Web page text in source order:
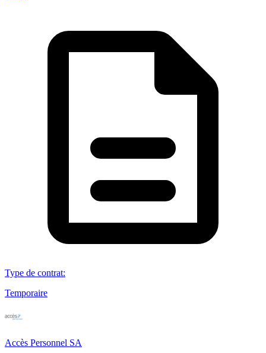
Type de contrat:
Temporaire
Accès Personnel SA